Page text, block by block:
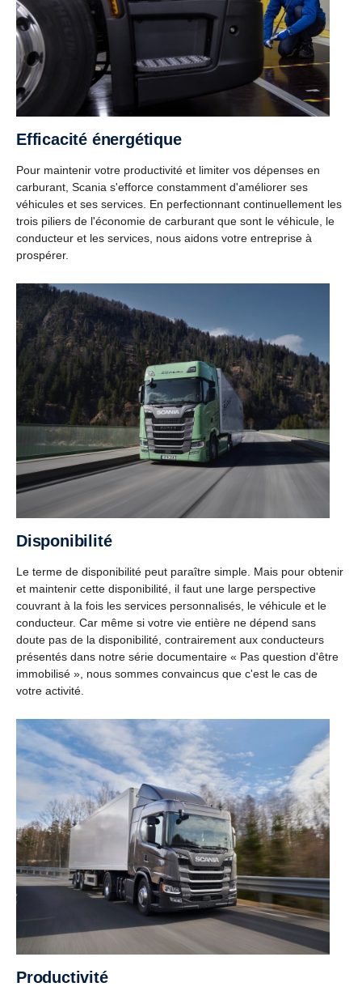
Efficacité énergétique
Pour maintenir votre productivité et limiter vos dépenses en
carburant, Scania s'efforce constamment d'améliorer ses
véhicules et ses services. En perfectionnant continuellement les
trois piliers de l'économie de carburant que sont le véhicule, le
conducteur et les services, nous aidons votre entreprise à
prospérer.
Disponibilité
Le terme de disponibilité peut paraître simple. Mais pour obtenir
et maintenir cette disponibilité, il faut une large perspective
couvrant à la fois les services personnalisés, le véhicule et le
conducteur. Car même si votre vie entière ne dépend sans
doute pas de la disponibilité, contrairement aux conducteurs
présentés dans notre série documentaire « Pas question d'être
immobilisé », nous sommes convaincus que c'est le cas de
votre activité.
Productivité